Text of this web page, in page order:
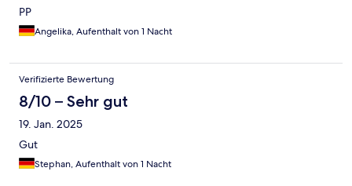
PP
Angelika, Aufenthalt von 1 Nacht
Verifizierte Bewertung
8/10 – Sehr gut
19. Jan. 2025
Gut
Stephan, Aufenthalt von 1 Nacht